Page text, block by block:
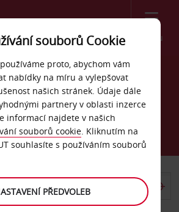
Menu
auta Münster,
souborů Cookie
proto, abychom vám
nabídky na míru a vylepšovat
našich stránek. Údaje dále
partnery v oblasti inzerce
informací najdete v našich
souborů cookie. Kliknutím na
souhlasíte s používáním souborů
PŘEDVOLEB